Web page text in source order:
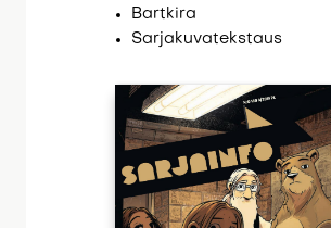
Bartkira
Sarjakuvatekstaus